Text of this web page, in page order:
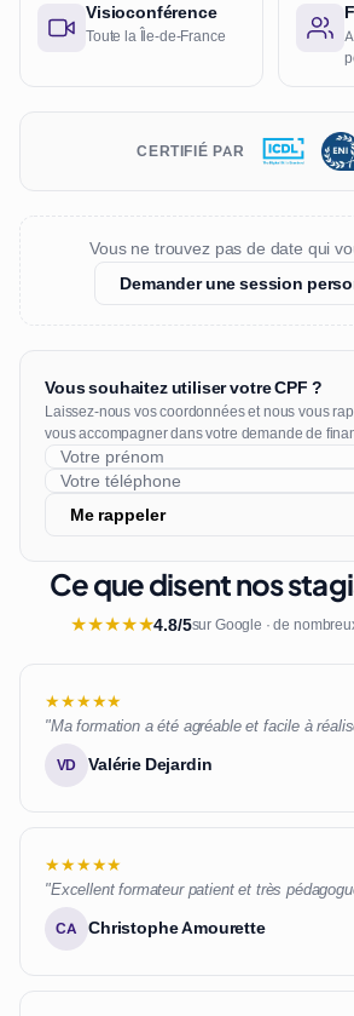
Visioconférence
Toute la Île-de-France
CERTIFIÉ PAR
Vous ne trouvez pas de date qui
Demander une session
Vous souhaitez utiliser votre CPF ?
Laissez-nous vos coordonnées et nous vous
vous accompagner dans votre demande de
Me rappeler
Ce que disent nos
★★★★★4.8/5sur Google · de
★★★★★
"Ma formation a été agréable et facile à
VD Valérie Dejardin
★★★★★
"Excellent formateur patient et très
CA Christophe Amourette